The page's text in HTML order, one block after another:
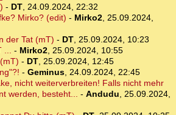
- DT, 24.09.2024, 22:32
Mirko? (edit) - Mirko2, 25.09.2024,
der Tat (mT) - DT, 25.09.2024, 10:23
... - Mirko2, 25.09.2024, 10:55
- DT, 25.09.2024, 12:45
- Geminus, 24.09.2024, 22:45
nicht weiterverbreiten! Falls nicht mehr
werden, besteht... - Andudu, 25.09.2024,